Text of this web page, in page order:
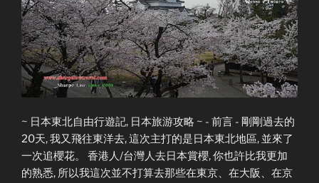
~ 日本東北自由行遊記, 日本旅游攻略 ~ - 前言 - 剛剛過去的
20天, 我又飛往東洋去, 這次主打的是日本東北地區, 並來了
一次追櫻花。 香港人/台灣人去日本賞櫻, 你也許比我更加
的熟悉, 所以我這次並不打算去那些在東京、在大阪、在京